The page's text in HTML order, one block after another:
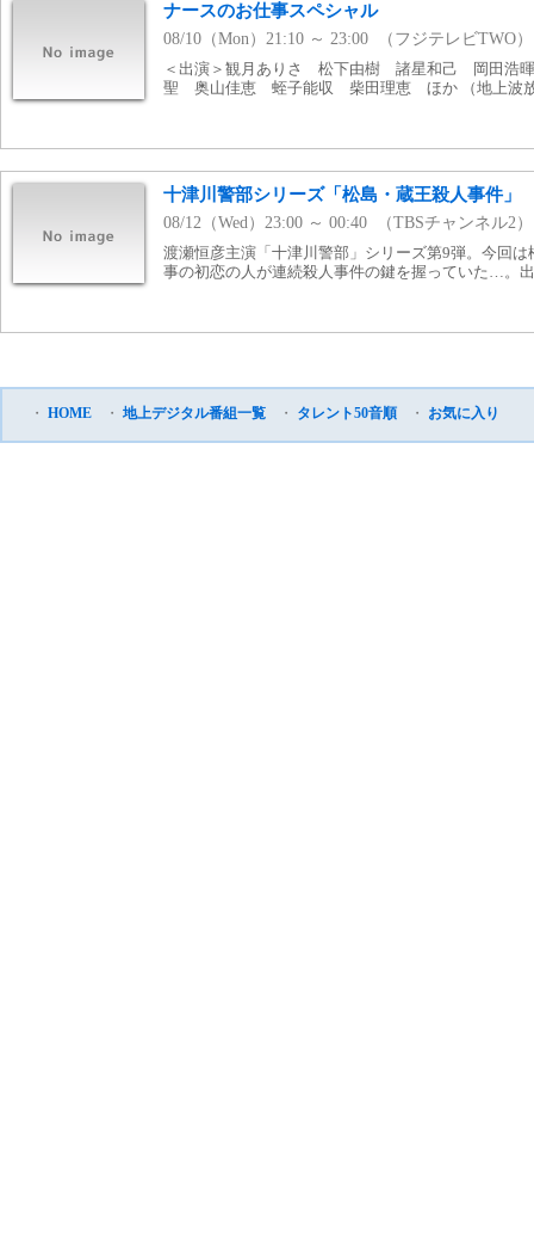
ナースのお仕事スペシャル
08/10（Mon）21:10 ～ 23:00 （フジテレビTWO）
＜出演＞観月ありさ 松下由樹 諸星和己 岡田
聖 奥山佳恵 蛭子能収 柴田理恵 ほか （地上波
十津川警部シリーズ「松島・蔵王殺人事件」
08/12（Wed）23:00 ～ 00:40 （TBSチャンネル2）
渡瀬恒彦主演「十津川警部」シリーズ第9弾。今回
事の初恋の人が連続殺人事件の鍵を握っていた…。
・ HOME ・ 地上デジタル番組一覧 ・ タレント50音順 ・ お気に入り